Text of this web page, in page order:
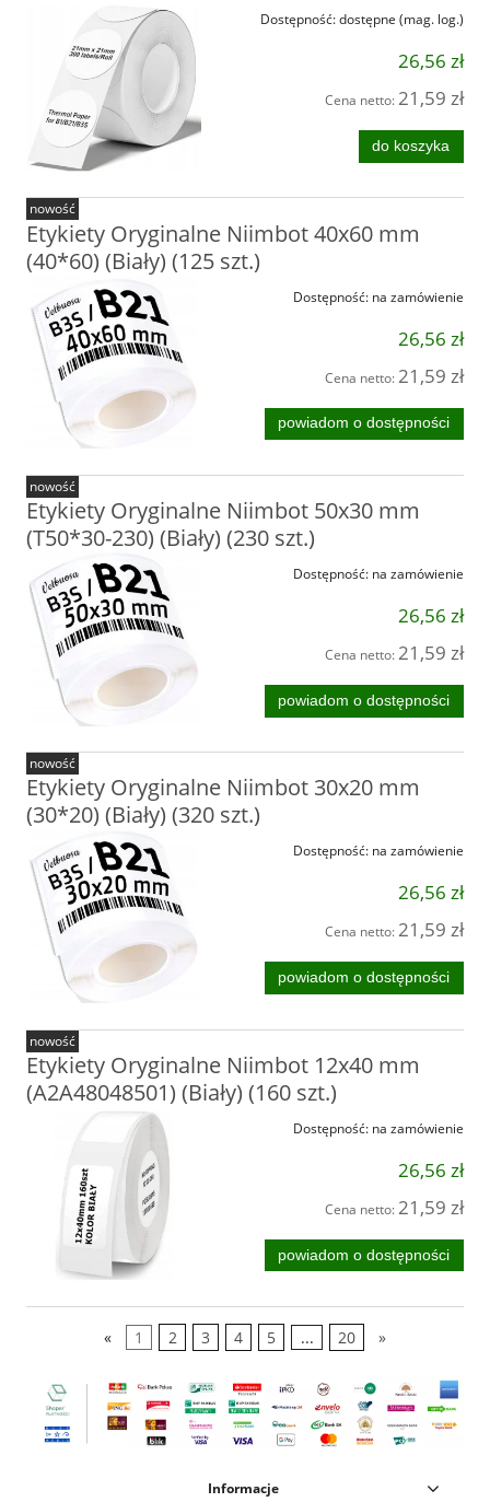
Dostępność:dostępne (mag. log.)
26,56 zł
Cena netto:21,59 zł
do koszyka
Etykiety Oryginalne Niimbot 40x60 mm
(40*60) (Biały) (125 szt.)
Dostępność: na zamówienie
26,56 zł
Cena netto:21,59 zł
powiadom o dostępności
nowość
Etykiety Oryginalne Niimbot 50x30 mm
(T50*30-230) (Biały) (230 szt.)
Dostępność: na zamówienie
26,56 zł
Cena netto:21,59 zł
powiadom o dostępności
nowość
Etykiety Oryginalne Niimbot 30x20 mm
(30*20) (Biały) (320 szt.)
Dostępność: na zamówienie
26,56 zł
Cena netto:21,59 zł
powiadom o dostępności
nowość
Etykiety Oryginalne Niimbot 12x40 mm
(A2A48048501) (Biały) (160 szt.)
Dostępność: na zamówienie
26,56 zł
Cena netto:21,59 zł
powiadom o dostępności
nowość
« 1 2 3 4 5 ... 20 »
Informacje